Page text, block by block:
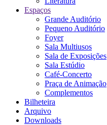
Espaços
Grande Auditório
Pequeno Auditório
Foyer
Sala Multiusos
Sala de Exposições
Sala Estúdio
Café-Concerto
Praça de Animação
Complementos
Bilheteira
Arquivo
Downloads